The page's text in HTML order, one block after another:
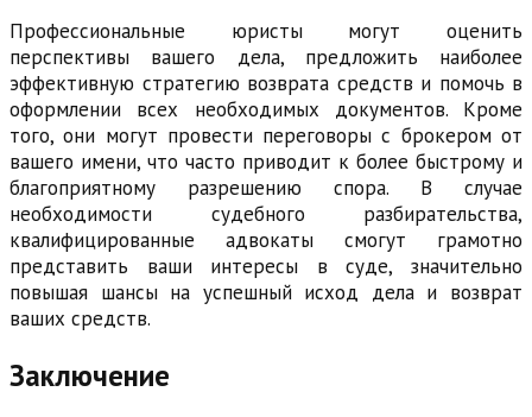
Профессиональные юристы могут оценить
перспективы вашего дела, предложить наиболее
эффективную стратегию возврата средств и помочь в
оформлении всех необходимых документов. Кроме
того, они могут провести переговоры с брокером от
вашего имени, что часто приводит к более быстрому и
благоприятному разрешению спора. В случае
необходимости судебного разбирательства,
квалифицированные адвокаты смогут грамотно
представить ваши интересы в суде, значительно
повышая шансы на успешный исход дела и возврат
ваших средств.
Заключение